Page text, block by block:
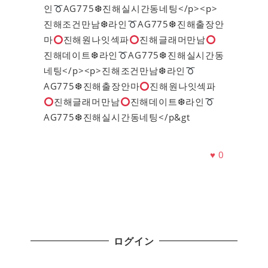
인
AG775❆진해실시간동네팅</p><p>
진해조건만남❆라인
AG775❆진해출장안
마​​​​​​​
진해원나잇섹파​​​​​​​
진해글래머만남
진해데이트❆라인
AG775❆진해실시간동
네팅</p><p>진해조건만남❆라인
AG775❆진해출장안마​​​​​​​
진해원나잇섹파​​​​​​​
진해글래머만남
진해데이트❆라인
AG775❆진해실시간동네팅</p&gt
♥0
ログイン